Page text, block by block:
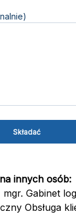
innych osób:
Gabinet
Obsługa